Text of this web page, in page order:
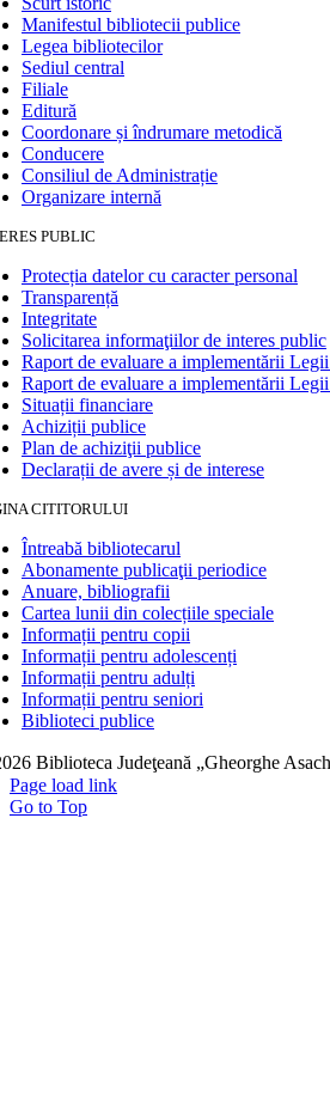
Manifestul bibliotecii publice
Legea bibliotecilor
Sediul central
Filiale
Editură
Coordonare și îndrumare metodică
Conducere
Consiliul de Administrație
Organizare internă
PUBLIC
Protecția datelor cu caracter personal
Transparență
Integritate
Solicitarea informaţiilor de interes public
Raport de evaluare a implementării
Raport de evaluare a implementării
Situații financiare
Achiziții publice
Plan de achiziţii publice
Declarații de avere și de interese
CITITORULUI
Întreabă bibliotecarul
Abonamente publicaţii periodice
Anuare, bibliografii
Cartea lunii din colecțiile speciale
Informații pentru copii
Informații pentru adolescenți
Informații pentru adulți
Informații pentru seniori
Biblioteci publice
Biblioteca Judeţeană „Gheorghe
Page load link
Go to Top